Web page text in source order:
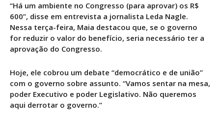
“Há um ambiente no Congresso (para aprovar) os R$
600”, disse em entrevista a jornalista Leda Nagle.
Nessa terça-feira, Maia destacou que, se o governo
for reduzir o valor do benefício, seria necessário ter a
aprovação do Congresso.
Hoje, ele cobrou um debate “democrático e de união”
com o governo sobre assunto. “Vamos sentar na mesa,
poder Executivo e poder Legislativo. Não queremos
aqui derrotar o governo.”